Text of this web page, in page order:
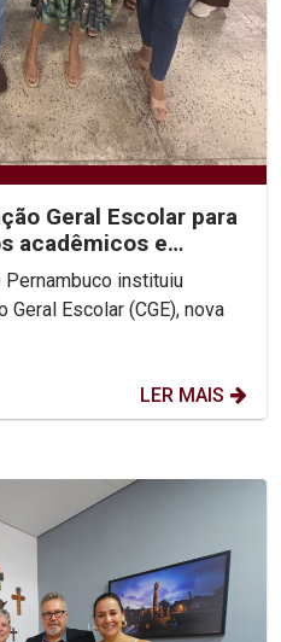
Geral Escolar para
acadêmicos e
instituiu
Escolar (CGE), nova
LER MAIS